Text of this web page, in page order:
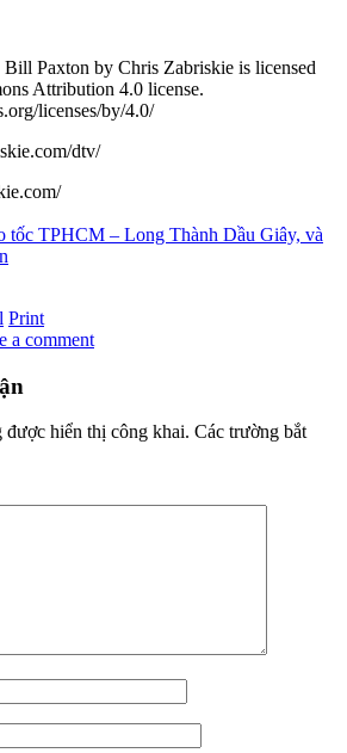
Paxton by Chris Zabriskie is licensed
Attribution 4.0 license.
licenses/by/4.0/
dtv/
tốc TPHCM – Long Thành Dầu Giây, và
Print
a comment
được hiển thị công khai. Các trường bắt